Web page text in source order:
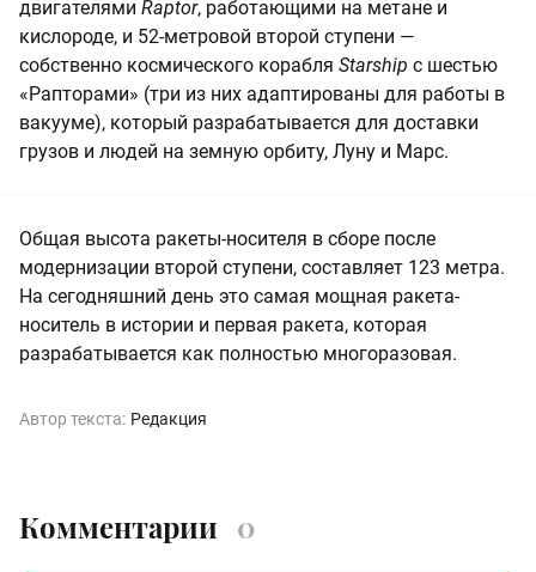
двигателями Raptor, работающими на метане и
кислороде, и 52-метровой второй ступени —
собственно космического корабля Starship с шестью
«Рапторами» (три из них адаптированы для работы в
вакууме), который разрабатывается для доставки
грузов и людей на земную орбиту, Луну и Марс.
Общая высота ракеты-носителя в сборе после
модернизации второй ступени, составляет 123 метра.
На сегодняшний день это самая мощная ракета-
носитель в истории и первая ракета, которая
разрабатывается как полностью многоразовая.
Автор текста: Редакция
Комментарии 0